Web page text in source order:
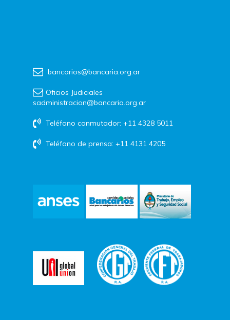
bancarios@bancaria.org.ar
Oficios Judiciales
sadministracion@bancaria.org.ar
Teléfono conmutador: +11 4328 5011
Teléfono de prensa: +11 4131 4205